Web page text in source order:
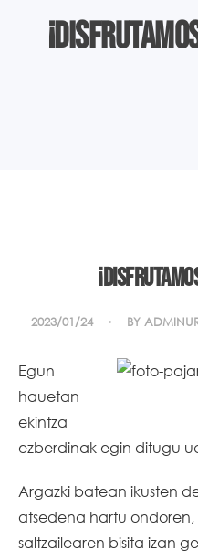
2023/01/24 BY
Egun
hauetan
ekintza
ezberdinak egin ditugu
Argazki batean ikusten
atsedena hartu
saltzailearen bisita izan